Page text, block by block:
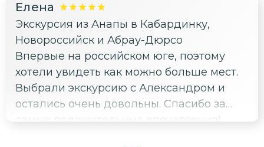
Елена
Экскурсия из Анапы в Кабардинку,
Новороссийск и Абрау-Дюрсо
Впервые на российском юге, поэтому
хотели увидеть как можно больше мест.
Выбрали экскурсию с Александром и
остались очень довольны. Спасибо за
самые положительные впечатления!